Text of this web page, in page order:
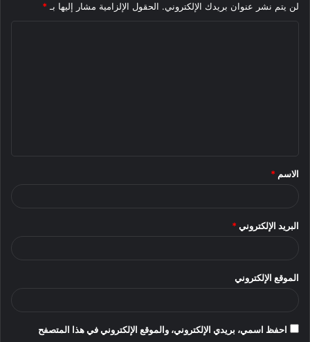
لن يتم نشر عنوان بريدك الإلكتروني. الحقول الإلزامية مشار إليها بـ *
*
الاسم *
البريد الإلكتروني *
الموقع الإلكتروني
احفظ اسمي، بريدي الإلكتروني، والموقع الإلكتروني في هذا المتصفح